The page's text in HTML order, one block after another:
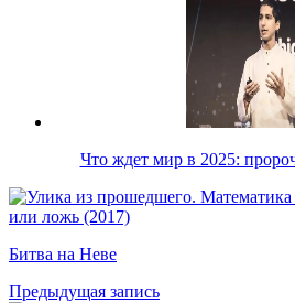
Что ждет мир в 2025:
Битва на Неве
Предыдущая запись